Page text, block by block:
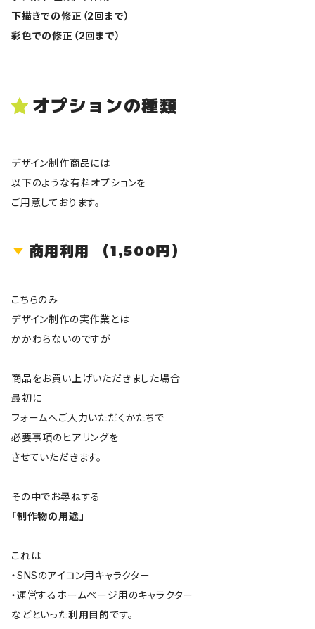
下描きでの修正（2回まで）
彩色での修正（2回まで）
オプションの種類
デザイン制作商品には
以下のような有料オプションを
ご用意しております。
商用利用 （1,500円）
こちらのみ
デザイン制作の実作業とは
かかわらないのですが
商品をお買い上げいただきました場合
最初に
フォームへご入力いただくかたちで
必要事項のヒアリングを
させていただきます。
その中でお尋ねする
「制作物の用途」
これは
・SNSのアイコン用キャラクター
・運営するホームページ用のキャラクター
などといった利用目的です。